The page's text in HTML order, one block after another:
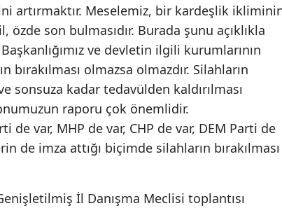
artırmaktır. Meselemiz, bir kardeşlik
son bulmasıdır. Burada şunu açıklıkla
ve devletin ilgili kurumlarının
olmazsa olmazdır. Silahların
sonsuza kadar tedavülden kaldırılması
raporu çok önemlidir.
var, MHP de var, CHP de var, DEM Parti de
de imza attığı biçimde silahların bırakılması
İl Danışma Meclisi toplantısı